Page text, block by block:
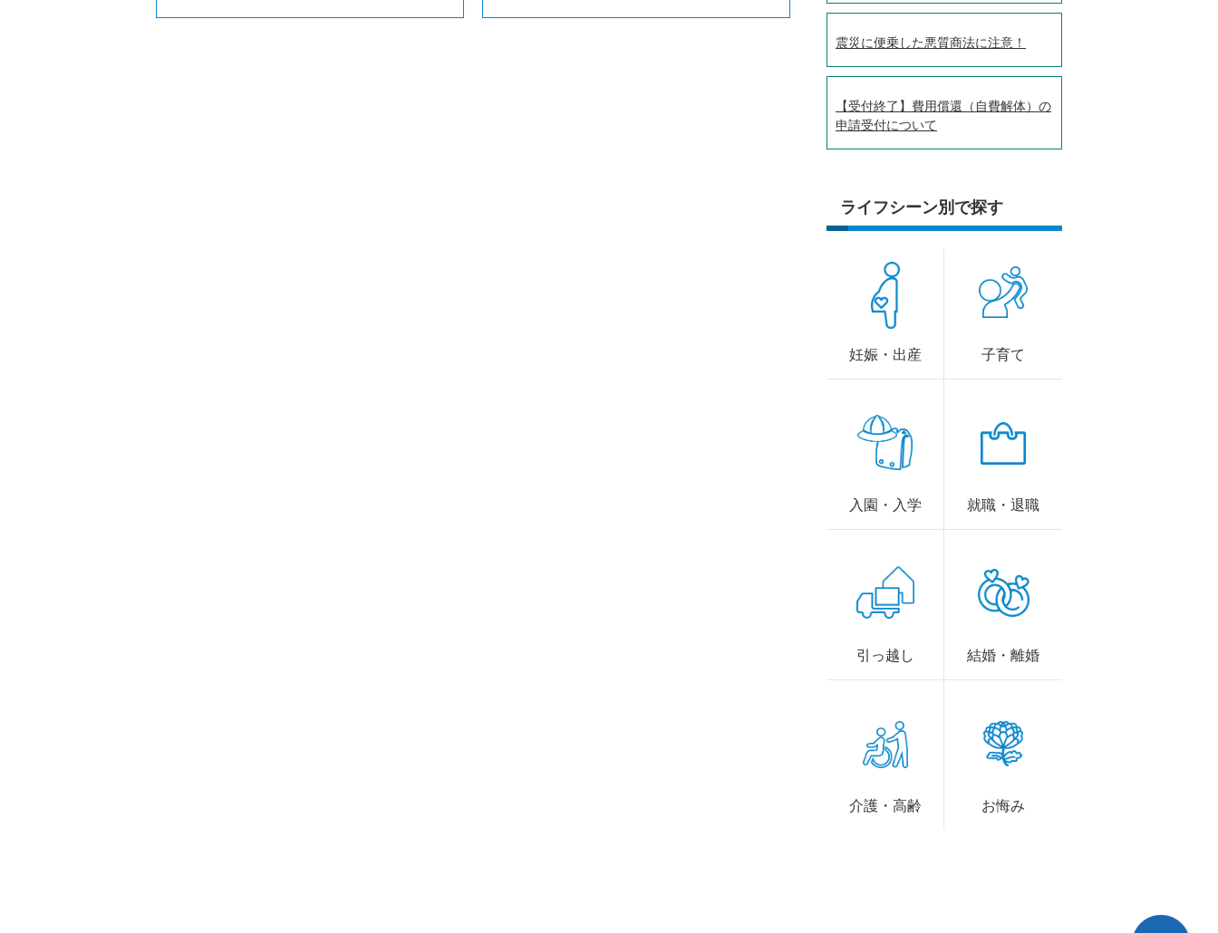
震災に便乗した悪質商法に注意！
【受付終了】費用償還（自費解体）の
申請受付について
ライフシーン別で探す
妊娠・出産 子育て
入園・入学 就職・退職
引っ越し 結婚・離婚
介護・高齢 お悔み
ペ